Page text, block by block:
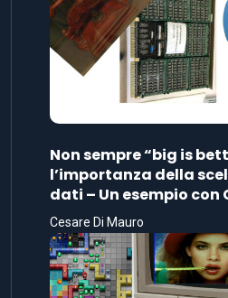
Non sempre “big is
l’importanza della
dati – Un esempio con
Cesare Di Mauro